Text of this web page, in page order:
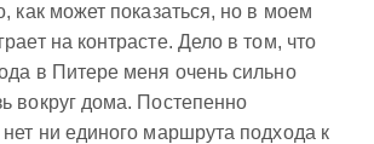
как может показаться, но в моем
на контрасте. Дело в том, что
в Питере меня очень сильно
вокруг дома. Постепенно
ни единого маршрута подхода к